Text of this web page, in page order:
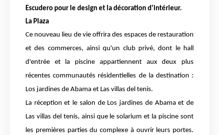
Escudero pour le design et la décoration d'intérieur.
La Plaza
Ce nouveau lieu de vie offrira des espaces de restauration
et des commerces, ainsi qu'un club privé, dont le hall
d'entrée et la piscine appartiennent aux deux plus
récentes communautés résidentielles de la destination :
Los jardines de Abama et Las villas del tenis.
La réception et le salon de Los jardines de Abama et de
Las villas del tenis, ainsi que le solarium et la piscine sont
les premières parties du complexe à ouvrir leurs portes.